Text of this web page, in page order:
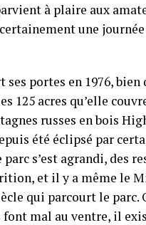
à plaire aux
une
portes en 1976, bien
125 acres qu’elle
russes en bois
été éclipsé par
s’est agrandi, des
et il y a même le
qui parcourt le parc.
mal au ventre, il